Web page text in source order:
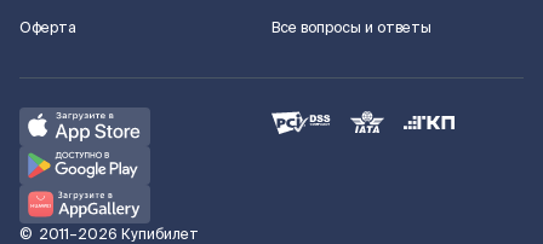
Оферта
Все вопросы и ответы
© 2011–2026 Купибилет